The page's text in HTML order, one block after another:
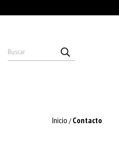
Inicio / Contacto